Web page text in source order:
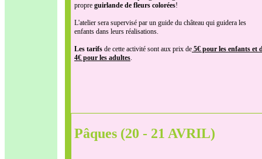
propre guirlande de fleurs colorées!
L'atelier sera supervisé par un guide du château qui guidera les
enfants dans leurs réalisations.
Les tarifs de cette activité sont aux prix de 5€ pour les enfants et
4€ pour les adultes.
Pâques (20 - 21 AVRIL)